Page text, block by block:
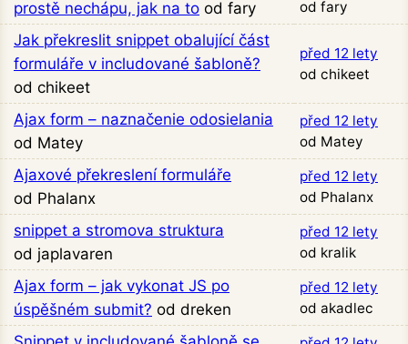
prostě nechápu, jak na to od fary
od fary
Jak překreslit snippet obalující část
formuláře v includované šabloně?
od chikeet
před 12 lety
od chikeet
Ajax form – naznačenie odosielania
od Matey
před 12 lety
od Matey
Ajaxové překreslení formuláře
od Phalanx
před 12 lety
od Phalanx
snippet a stromova struktura
od japlavaren
před 12 lety
od kralik
Ajax form – jak vykonat JS po
úspěšném submit? od dreken
před 12 lety
od akadlec